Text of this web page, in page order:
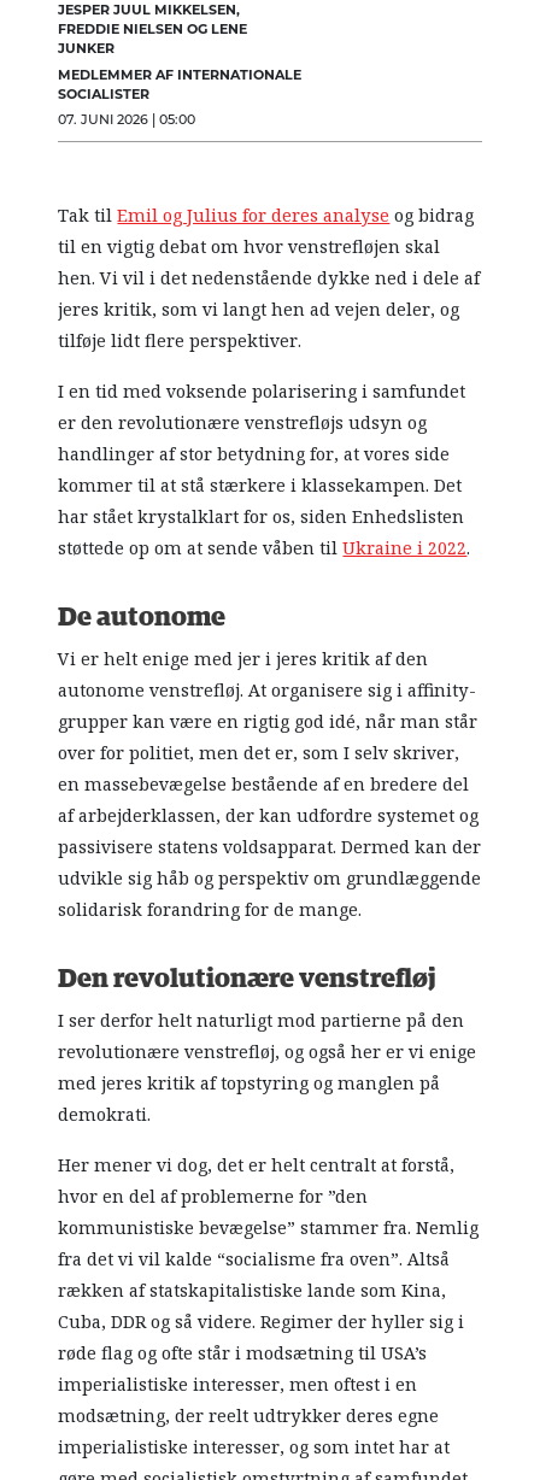
JESPER JUUL MIKKELSEN,
FREDDIE NIELSEN OG LENE
JUNKER
MEDLEMMER AF INTERNATIONALE
SOCIALISTER
07. JUNI 2026 | 05:00
Tak tilEmil og Julius for deres analyseog bidrag
til en vigtig debat om hvor venstrefløjen skal
hen. Vi vil i det nedenstående dykke ned i dele af
jeres kritik, som vi langt hen ad vejen deler, og
tilføje lidt flere perspektiver.
I en tid med voksende polarisering i samfundet
er den revolutionære venstrefløjs udsyn og
handlinger af stor betydning for, at vores side
kommer til at stå stærkere i klassekampen. Det
har stået krystalklart for os, siden Enhedslisten
støttede op om at sende våben tilUkraine i 2022.
De autonome
Vi er helt enige med jer i jeres kritik af den
autonome venstrefløj. At organisere sig i affinity-
grupper kan være en rigtig god idé, når man står
over for politiet, men det er, som I selv skriver,
en massebevægelse bestående af en bredere del
af arbejderklassen, der kan udfordre systemet og
passivisere statens voldsapparat. Dermed kan der
udvikle sig håb og perspektiv om grundlæggende
solidarisk forandring for de mange.
Den revolutionære venstrefløj
I ser derfor helt naturligt mod partierne på den
revolutionære venstrefløj, og også her er vi enige
med jeres kritik af topstyring og manglen på
demokrati.
Her mener vi dog, det er helt centralt at forstå,
hvor en del af problemerne for ”den
kommunistiske bevægelse” stammer fra. Nemlig
fra det vi vil kalde “socialisme fra oven”. Altså
rækken af statskapitalistiske lande som Kina,
Cuba, DDR og så videre. Regimer der hyller sig i
røde flag og ofte står i modsætning til USA’s
imperialistiske interesser, men oftest i en
modsætning, der reelt udtrykker deres egne
imperialistiske interesser, og som intet har at